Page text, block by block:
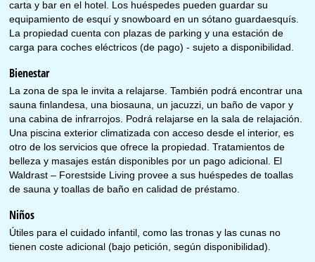
carta y bar en el hotel. Los huéspedes pueden guardar su
equipamiento de esquí y snowboard en un sótano guardaesquís.
La propiedad cuenta con plazas de parking y una estación de
carga para coches eléctricos (de pago) - sujeto a disponibilidad.
Bienestar
La zona de spa le invita a relajarse. También podrá encontrar una
sauna finlandesa, una biosauna, un jacuzzi, un baño de vapor y
una cabina de infrarrojos. Podrá relajarse en la sala de relajación.
Una piscina exterior climatizada con acceso desde el interior, es
otro de los servicios que ofrece la propiedad. Tratamientos de
belleza y masajes están disponibles por un pago adicional. El
Waldrast – Forestside Living provee a sus huéspedes de toallas
de sauna y toallas de baño en calidad de préstamo.
Niños
Útiles para el cuidado infantil, como las tronas y las cunas no
tienen coste adicional (bajo petición, según disponibilidad).